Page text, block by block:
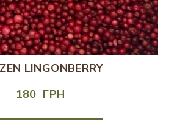
LINGONBERRY
180  ГРН